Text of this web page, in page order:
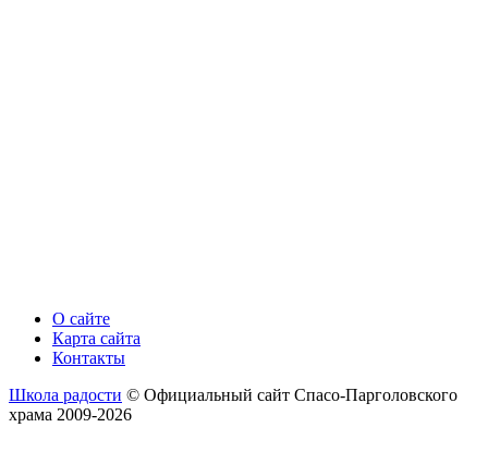
О сайте
Карта сайта
Контакты
Школа радости © Официальный сайт Спасо-Парголовского
храма 2009-2026